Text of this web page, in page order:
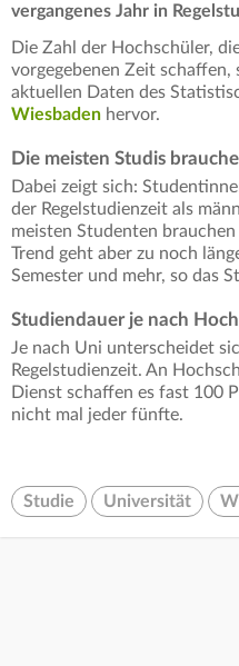
vergangenes Jahr in
Die Zahl der Hochschüler,
vorgegebenen Zeit schaffen,
aktuellen Daten des
Wiesbaden hervor.
Die meisten Studis
Dabei zeigt sich:
der Regelstudienzeit als
meisten Studenten
Trend geht aber zu noch
Semester und mehr, so das
Studiendauer je nach
Je nach Uni unterscheidet
Regelstudienzeit. An
Dienst schaffen es fast 100
nicht mal jeder fünfte.
Studie Universität